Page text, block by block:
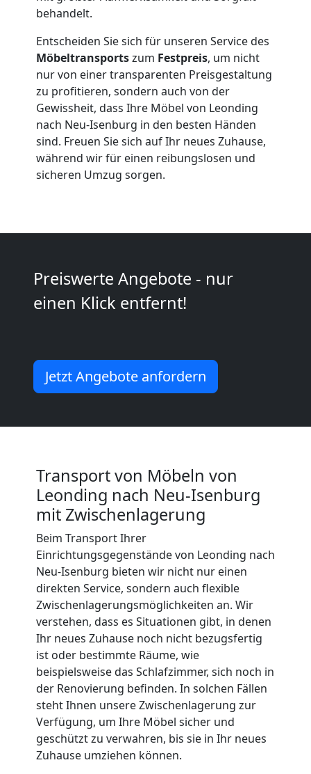
behandelt.
Entscheiden Sie sich für unseren Service des
Möbeltransportszum Festpreis, um nicht
nur von einer transparenten Preisgestaltung
zu profitieren, sondern auch von der
Gewissheit, dass Ihre Möbel von Leonding
nach Neu-Isenburg in den besten Händen
sind. Freuen Sie sich auf Ihr neues Zuhause,
während wir für einen reibungslosen und
sicheren Umzug sorgen.
Preiswerte Angebote - nur
einen Klick entfernt!
Jetzt Angebote anfordern
Transport von Möbeln von
Leonding nach Neu-Isenburg
mit Zwischenlagerung
Beim Transport Ihrer
Einrichtungsgegenstände von Leonding nach
Neu-Isenburg bieten wir nicht nur einen
direkten Service, sondern auch flexible
Zwischenlagerungsmöglichkeiten an. Wir
verstehen, dass es Situationen gibt, in denen
Ihr neues Zuhause noch nicht bezugsfertig
ist oder bestimmte Räume, wie
beispielsweise das Schlafzimmer, sich noch in
der Renovierung befinden. In solchen Fällen
steht Ihnen unsere Zwischenlagerung zur
Verfügung, um Ihre Möbel sicher und
geschützt zu verwahren, bis sie in Ihr neues
Zuhause umziehen können.
Umzüge
Leonding
Vereinsumzug
Leonding
National
International
Beiladung
National
Beiladung
International
Internationaler
Umzug
Nationaler
Umzug